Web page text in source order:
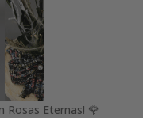
Rosas Eternas! 🌹